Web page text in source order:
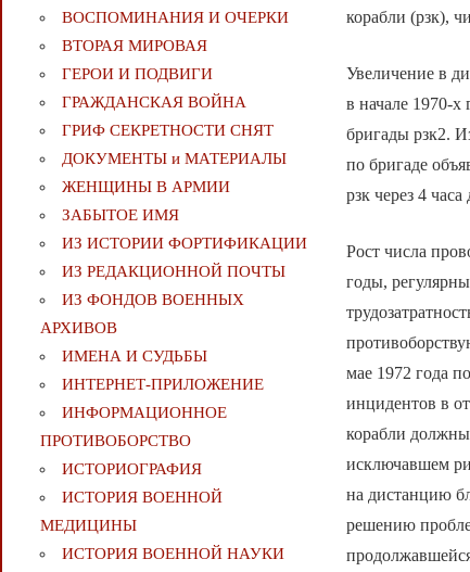
корабли (рзк),
Увеличение в
в начале 1970-
бригады рзк2.
по бригаде
рзк через 4
Рост числа
годы,
мае 1972 года
инцидентов в
корабли должны
исключавшем
на дистанцию
решению
ВОСПОМИНАНИЯ И ОЧЕРКИ
ВТОРАЯ МИРОВАЯ
ГЕРОИ И ПОДВИГИ
ГРАЖДАНСКАЯ ВОЙНА
ГРИФ СЕКРЕТНОСТИ СНЯТ
ДОКУМЕНТЫ и МАТЕРИАЛЫ
ЖЕНЩИНЫ В АРМИИ
ЗАБЫТОЕ ИМЯ
ИЗ ИСТОРИИ ФОРТИФИКАЦИИ
ИЗ РЕДАКЦИОННОЙ ПОЧТЫ
ИЗ ФОНДОВ ВОЕННЫХ
АРХИВОВ
ИМЕНА И СУДЬБЫ
ИНТЕРНЕТ-ПРИЛОЖЕНИЕ
ИНФОРМАЦИОННОЕ
ПРОТИВОБОРСТВО
ИСТОРИОГРАФИЯ
ИСТОРИЯ ВОЕННОЙ
МЕДИЦИНЫ
ИСТОРИЯ ВОЕННОЙ НАУКИ